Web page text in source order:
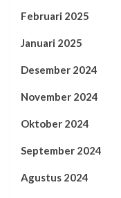
Februari 2025
Januari 2025
Desember 2024
November 2024
Oktober 2024
September 2024
Agustus 2024